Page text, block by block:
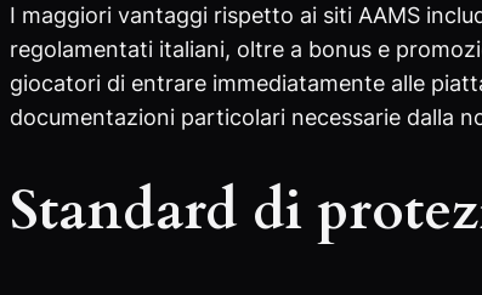
I maggiori vantaggi rispetto ai siti AAMS
regolamentati italiani, oltre a bonus e
giocatori di entrare immediatamente alle
documentazioni particolari necessarie dalla
Standard di